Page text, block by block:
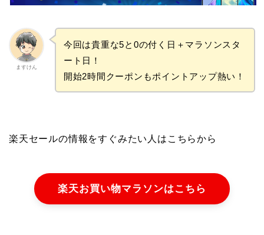
ますけん
今回は貴重な5と0の付く日＋マラソンスタ
ート日！
開始2時間クーポンもポイントアップ熱い！
楽天セールの情報をすぐみたい人はこちらから
楽天お買い物マラソンはこちら